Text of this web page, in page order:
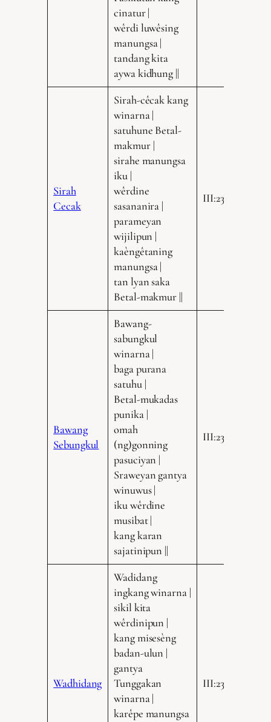
cinatur |
wêrdi luwêsing
manungsa |
tandang kita
aywa kidhung ||
Sirah
Cecak
Sirah-cêcak kang
winarna |
satuhune Betal-
makmur |
sirahe manungsa
iku |
wêrdine
sasananira |
parameyan
wijilipun |
kaèngêtaning
manungsa |
tan lyan saka
Betal-makmur ||
III:235.8
Bawang
Sebungkul
Bawang-
sabungkul
winarna |
baga purana
satuhu |
Betal-mukadas
punika |
omah
(ng)gonning
pasuciyan |
Sraweyan gantya
winuwus |
iku wêrdine
musibat |
kang karan
sajatinipun ||
III:235.15
Wadhidang
Wadidang
ingkang winarna |
sikil kita
wêrdinipun |
kang misesèng
badan-ulun |
gantya
Tunggakan
winarna |
karêpe manungsa
III:235.18